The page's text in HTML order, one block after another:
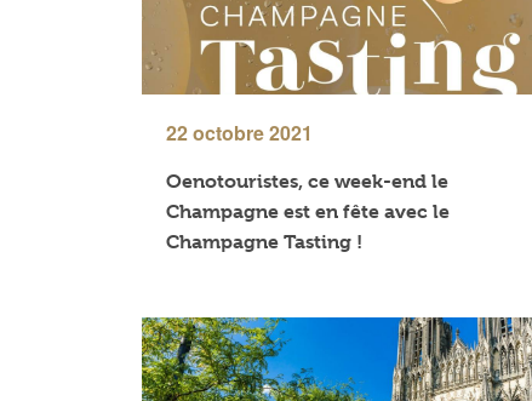
22 octobre 2021
Oenotouristes, ce week-end le
Champagne est en fête avec le
Champagne Tasting !